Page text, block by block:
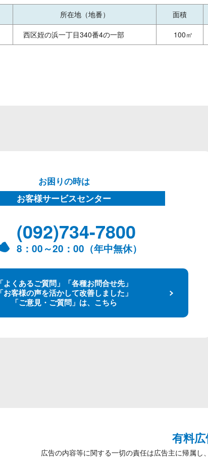
所在地（地番） 面積
西区姪の浜一丁目340番4の一部 100㎡
お困りの時は
お客様サービスセンター
(092)734-7800
8：00～20：00（年中無休）
「よくあるご質問」「各種お問合せ先」
「お客様の声を活かして改善しました」
「ご意見・ご質問」は、こちら
有料
広告の内容等に関する一切の責任は広告主に帰属